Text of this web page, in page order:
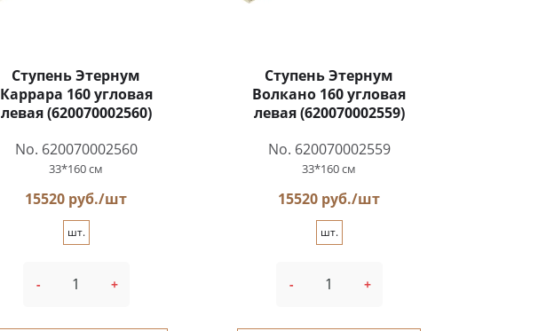
Ступень Этернум
Каррара 160 угловая
левая (620070002560)
No. 620070002560
33*160 см
15520 руб./шт
шт.
- +
Ступень Этернум
Волкано 160 угловая
левая (620070002559)
No. 620070002559
33*160 см
15520 руб./шт
шт.
- +